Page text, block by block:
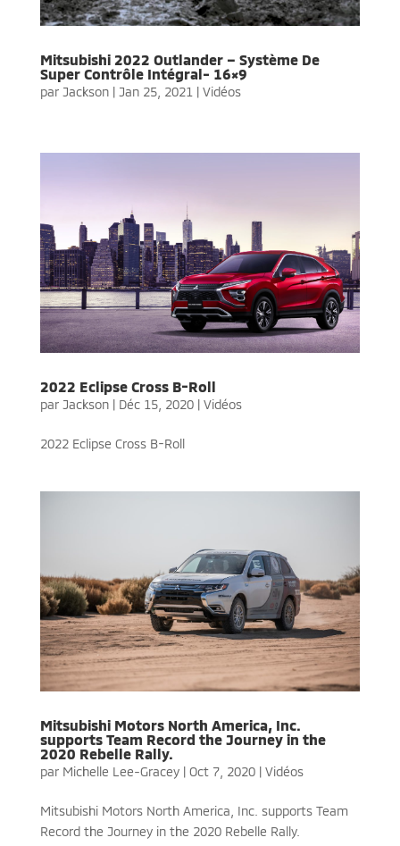
Mitsubishi 2022 Outlander – Système De
Super Contrôle Intégral- 16×9
par Jackson| Jan 25, 2021 | Vidéos
2022 Eclipse Cross B-Roll
par Jackson| Déc 15, 2020| Vidéos
2022 Eclipse Cross B-Roll
Mitsubishi Motors North America, Inc.
supports Team Record the Journey in the
2020 Rebelle Rally.
par Michelle Lee-Gracey| Oct 7, 2020| Vidéos
Mitsubishi Motors North America, Inc. supports Team
Record the Journey in the 2020 Rebelle Rally.